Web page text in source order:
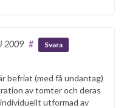
2009 # Svara
befriat (med få undantag)
av tomter och deras
utformad av